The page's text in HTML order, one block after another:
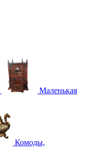
Маленькая
Комоды,